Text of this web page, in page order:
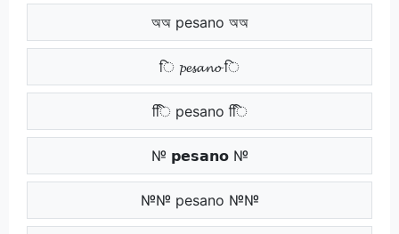
অঅ pesano অঅ
ि 𝓹𝓮𝓼𝓪𝓷𝓸 ि
िि pesano िि
№ 𝗽𝗲𝘀𝗮𝗻𝗼 №
№№ pesano №№